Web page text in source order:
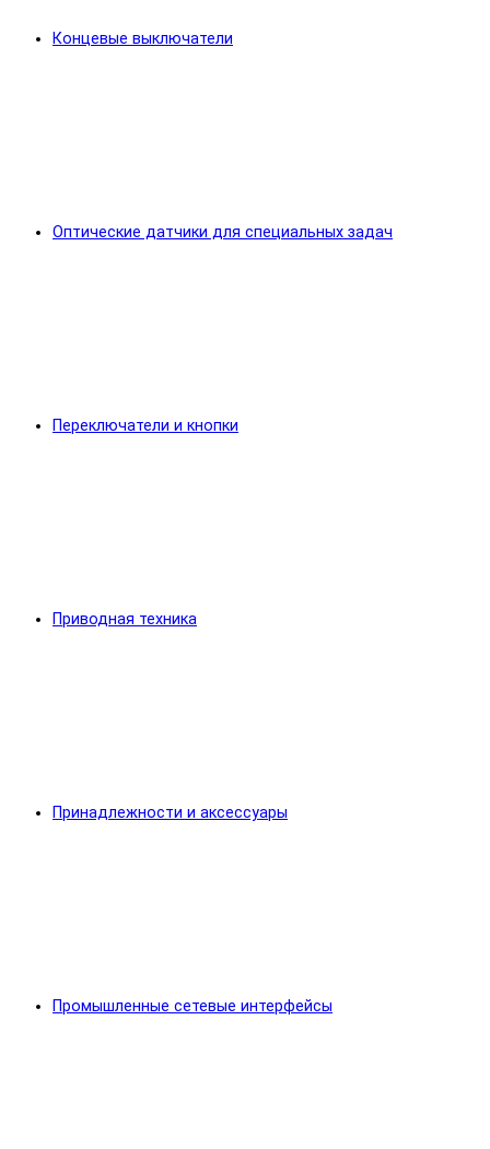
Концевые выключатели
Оптические датчики для специальных задач
Переключатели и кнопки
Приводная техника
Принадлежности и аксессуары
Промышленные сетевые интерфейсы